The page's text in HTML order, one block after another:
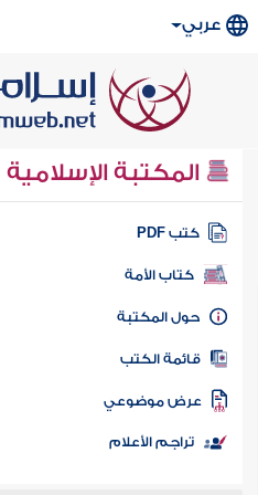
عربي
المكتبة الإسلامية
كتب PDF
كتاب الأمة
المكتبة
الكتب
موضوعي